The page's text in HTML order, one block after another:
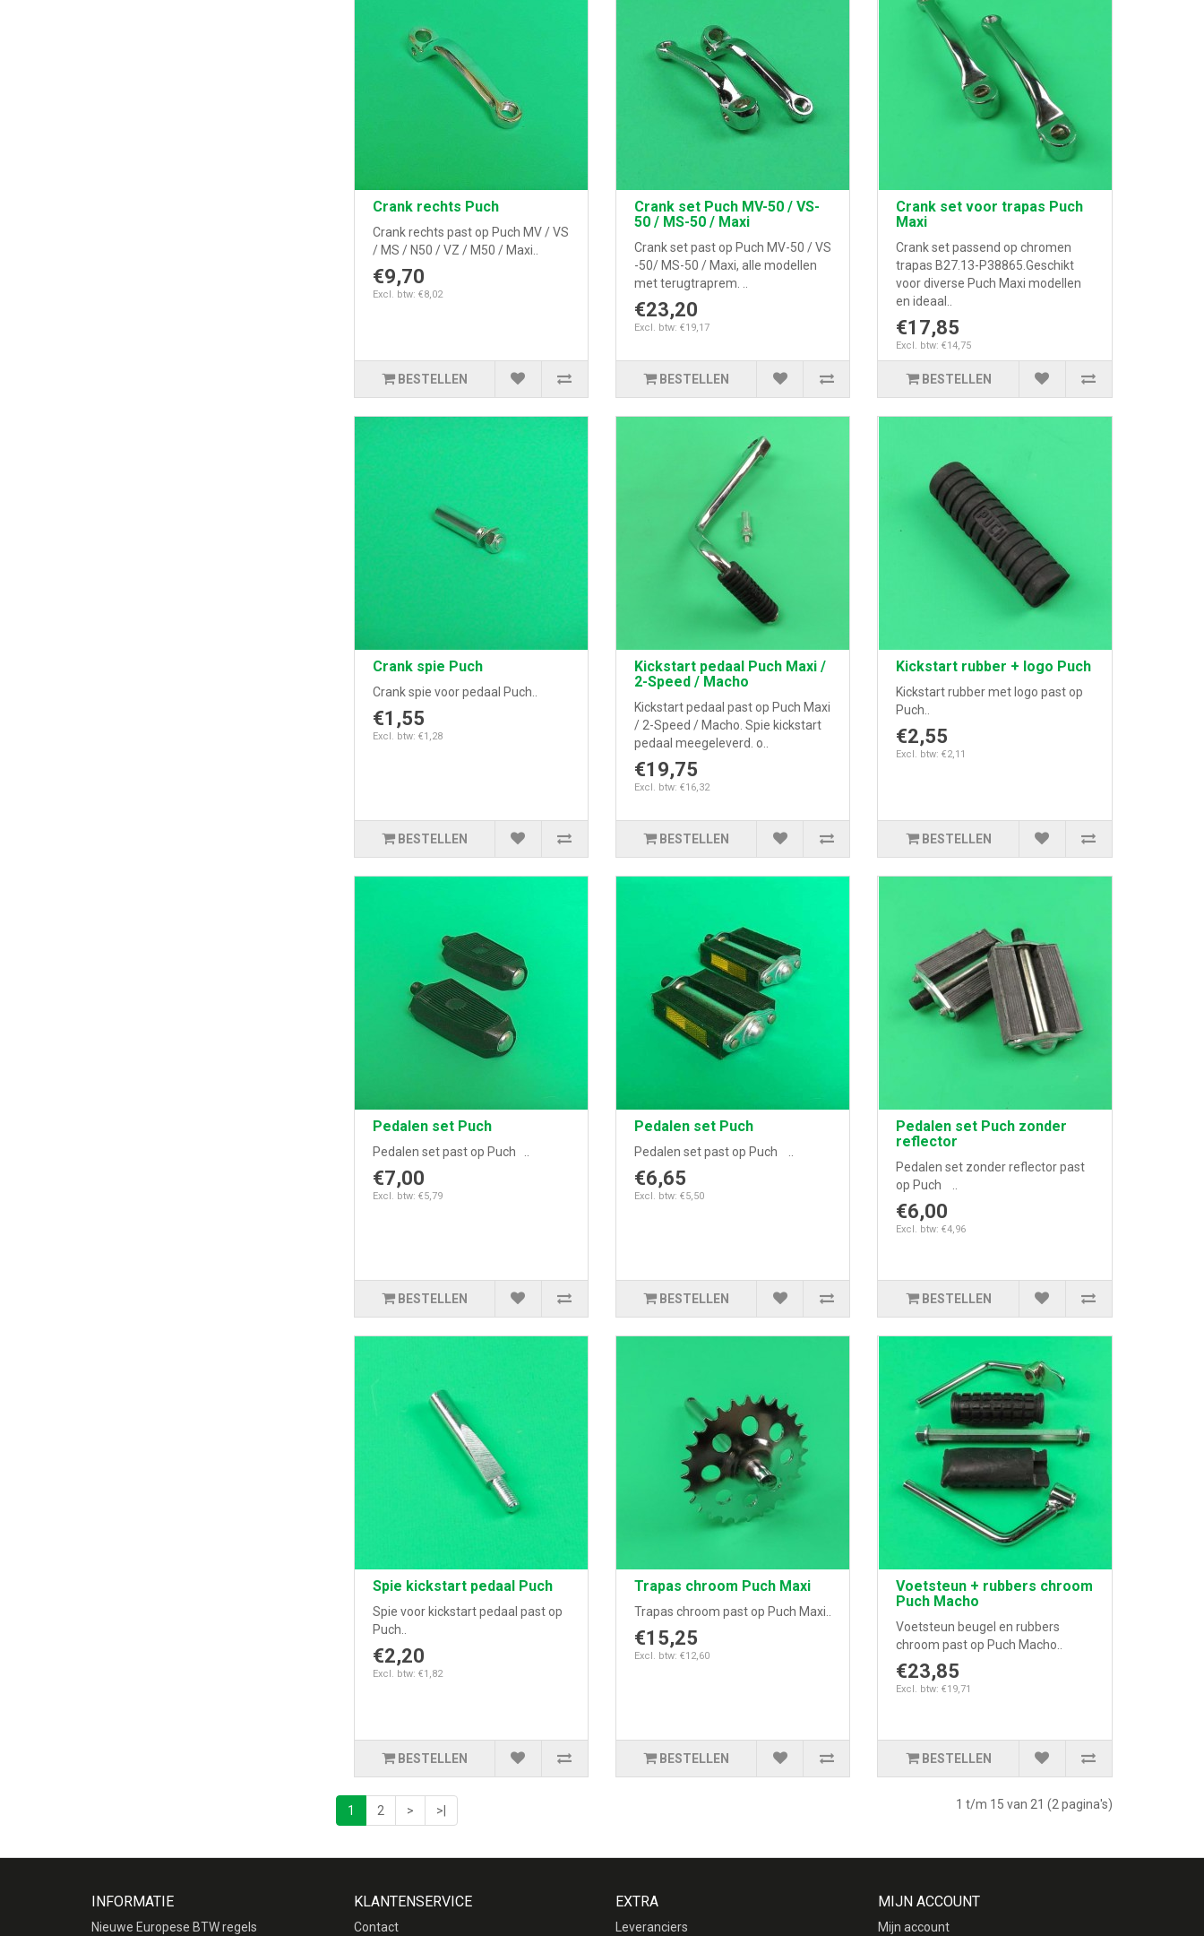
Crank rechts Puch
Crank rechts past op Puch MV / VS
/ MS / N50 / VZ / M50 / Maxi..
€9,70
Excl. btw: €8,02
BESTELLEN
Crank set Puch MV-50 / VS-
50 / MS-50 / Maxi
Crank set past op Puch MV-50 / VS
-50/ MS-50 / Maxi, alle modellen
met terugtraprem. ..
€23,20
Excl. btw: €19,17
BESTELLEN
Crank set voor trapas Puch
Maxi
Crank set passend op chromen
trapas B27.13-P38865.Geschikt
voor diverse Puch Maxi modellen
en ideaal..
€17,85
Excl. btw: €14,75
BESTELLEN
Crank spie Puch
Crank spie voor pedaal Puch..
€1,55
Excl. btw: €1,28
BESTELLEN
Kickstart pedaal Puch Maxi /
2-Speed / Macho
Kickstart pedaal past op Puch Maxi
/ 2-Speed / Macho. Spie kickstart
pedaal meegeleverd. o..
€19,75
Excl. btw: €16,32
BESTELLEN
Kickstart rubber + logo Puch
Kickstart rubber met logo past op
Puch..
€2,55
Excl. btw: €2,11
BESTELLEN
Pedalen set Puch
Pedalen set past op Puch ..
€7,00
Excl. btw: €5,79
BESTELLEN
Pedalen set Puch
Pedalen set past op Puch ..
€6,65
Excl. btw: €5,50
BESTELLEN
Pedalen set Puch zonder
reflector
Pedalen set zonder reflector past
op Puch ..
€6,00
Excl. btw: €4,96
BESTELLEN
Spie kickstart pedaal Puch
Spie voor kickstart pedaal past op
Puch..
€2,20
Excl. btw: €1,82
BESTELLEN
Trapas chroom Puch Maxi
Trapas chroom past op Puch Maxi..
€15,25
Excl. btw: €12,60
BESTELLEN
Voetsteun + rubbers chroom
Puch Macho
Voetsteun beugel en rubbers
chroom past op Puch Macho..
€23,85
Excl. btw: €19,71
BESTELLEN
1 2 > >| 1 t/m 15 van 21 (2 pagina's)
INFORMATIE
Nieuwe Europese BTW regels
KLANTENSERVICE
Contact
EXTRA
Leveranciers
MIJN ACCOUNT
Mijn account